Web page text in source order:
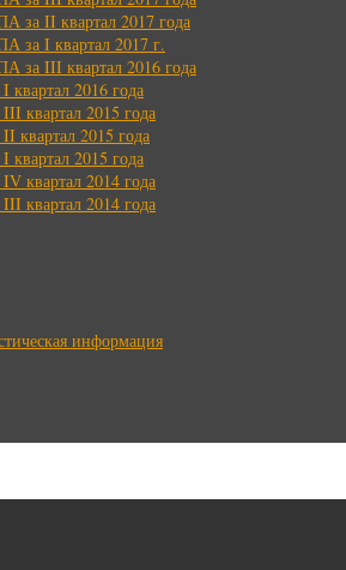
за II квартал 2017 года
за I квартал 2017 г.
за III квартал 2016 года
квартал 2016 года
квартал 2015 года
квартал 2015 года
квартал 2015 года
квартал 2014 года
квартал 2014 года
информация